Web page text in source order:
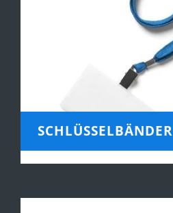
SCHLÜSSELBÄNDER